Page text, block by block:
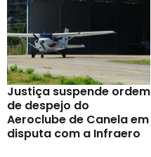
Justiça suspende ordem
de despejo do
Aeroclube de Canela em
disputa com a Infraero